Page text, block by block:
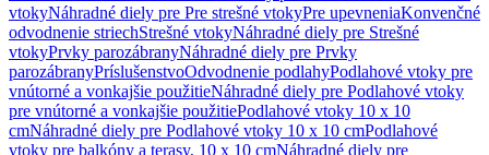
vtokyNáhradné diely pre Pre strešné vtokyPre upevneniaKonvenčné
odvodnenie striechStrešné vtokyNáhradné diely pre Strešné
vtokyPrvky parozábranyNáhradné diely pre Prvky
parozábranyPríslušenstvoOdvodnenie podlahyPodlahové vtoky pre
vnútorné a vonkajšie použitieNáhradné diely pre Podlahové vtoky
pre vnútorné a vonkajšie použitiePodlahové vtoky 10 x 10
cmNáhradné diely pre Podlahové vtoky 10 x 10 cmPodlahové
vtoky pre balkóny a terasy, 10 x 10 cmNáhradné diely pre